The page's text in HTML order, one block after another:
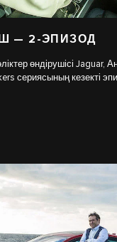
— 2-ЭПИЗОД
өндірушісі Jaguar,
сериясының кезекті